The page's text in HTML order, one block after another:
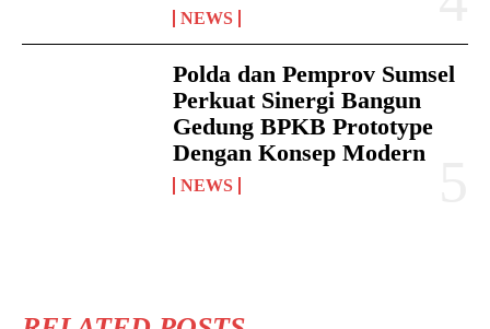
NEWS
Polda dan Pemprov Sumsel
Perkuat Sinergi Bangun
Gedung BPKB Prototype
Dengan Konsep Modern
NEWS